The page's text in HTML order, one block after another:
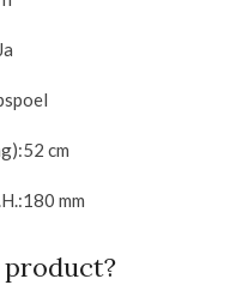
Ja
52 cm
0 mm